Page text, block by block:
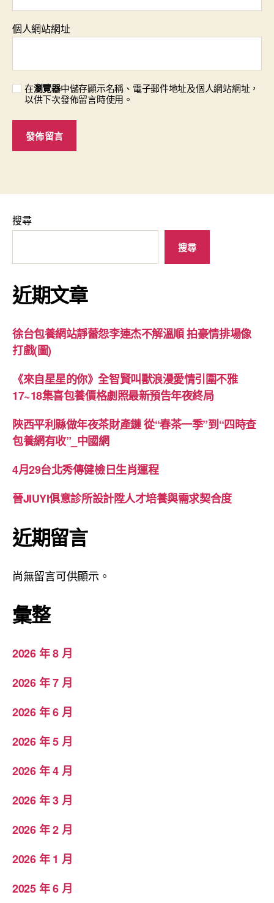
個人網站網址
在瀏覽器中儲存顯示名稱、電子郵件地址及個人網站網址，
以供下次發佈留言時使用。
搜尋
搜尋
近期文章
徐台包養網站靜蕾怨李連杰不解溫順 拍豪情排場像
打戲(圖)
《來自星星的你》全智賢叫獸浪漫愛情引圍不雅
17~18集喜包養價格劇照最新預告年夜終局
陜西平利縣做年夜茶財產鏈 從“春茶一季”到“四時查
包養網有收”_中國網
4月29台北秀傳健檢日生肖運程
晉JIUYI俱意診所設計陞人才培養與需求契合度
近期留言
尚無留言可供顯示。
彙整
2026 年 8 月
2026 年 7 月
2026 年 6 月
2026 年 5 月
2026 年 4 月
2026 年 3 月
2026 年 2 月
2026 年 1 月
2025 年 6 月